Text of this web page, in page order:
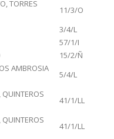
TORRES
11/3/O
3/4/L
57/1/I
15/2/Ñ
AMBROSIA
5/4/L
41/1/LL
41/1/LL